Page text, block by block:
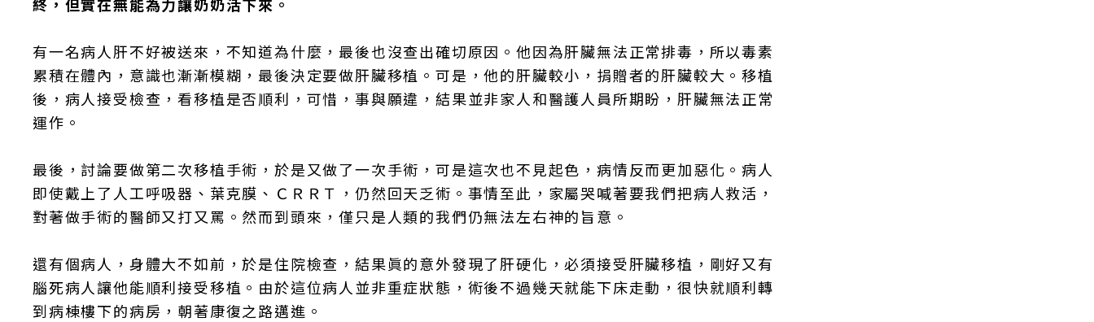
有一名病人肝不好被送來，不知道為什麼，最後也沒查出確切原因。他因為肝臟無法正常排毒，所以毒素
累積在體內，意識也漸漸模糊，最後決定要做肝臟移植。可是，他的肝臟較小，捐贈者的肝臟較大。移植
後，病人接受檢查，看移植是否順利，可惜，事與願違，結果並非家人和醫護人員所期盼，肝臟無法正常
運作。
最後，討論要做第二次移植手術，於是又做了一次手術，可是這次也不見起色，病情反而更加惡化。病人
即使戴上了人工呼吸器、葉克膜、ＣＲＲＴ，仍然回天乏術。事情至此，家屬哭喊著要我們把病人救活，
對著做手術的醫師又打又罵。然而到頭來，僅只是人類的我們仍無法左右神的旨意。
還有個病人，身體大不如前，於是住院檢查，結果眞的意外發現了肝硬化，必須接受肝臟移植，剛好又有
腦死病人讓他能順利接受移植。由於這位病人並非重症狀態，術後不過幾天就能下床走動，很快就順利轉
到病棟樓下的病房，朝著康復之路邁進。